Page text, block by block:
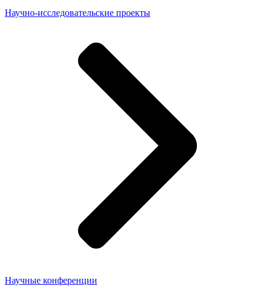
Научно-исследовательские проекты
Научные конференции